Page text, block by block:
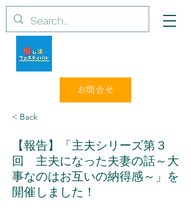
株式会社ライフキャリア・プラス
お問合せ
< Back
【報告】「主夫シリーズ第３
回 主夫になった夫妻の話～大
事なのはお互いの納得感～」を
開催しました！